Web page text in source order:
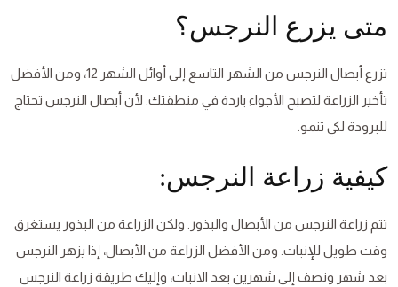
متى يزرع النرجس؟
تزرع أبصال النرجس من الشهر التاسع إلى أوائل الشهر 12، ومن الأفضل
تأخير الزراعة لتصبح الأجواء باردة في منطقتك. لأن أبصال النرجس تحتاج
للبرودة لكي تنمو.
كيفية زراعة النرجس:
تتم زراعة النرجس من الأبصال والبذور. ولكن الزراعة من البذور يستغرق
وقت طويل للإنبات. ومن الأفضل الزراعة من الأبصال، إذا يزهر النرجس
بعد شهر ونصف إلى شهرين بعد الانبات، وإليك طريقة زراعة النرجس